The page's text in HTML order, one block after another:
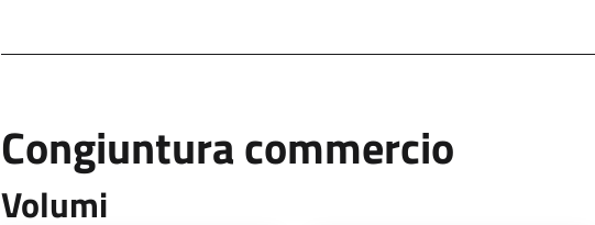
Congiuntura commercio
Volumi